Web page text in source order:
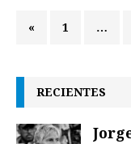
« 1 …
RECIENTES